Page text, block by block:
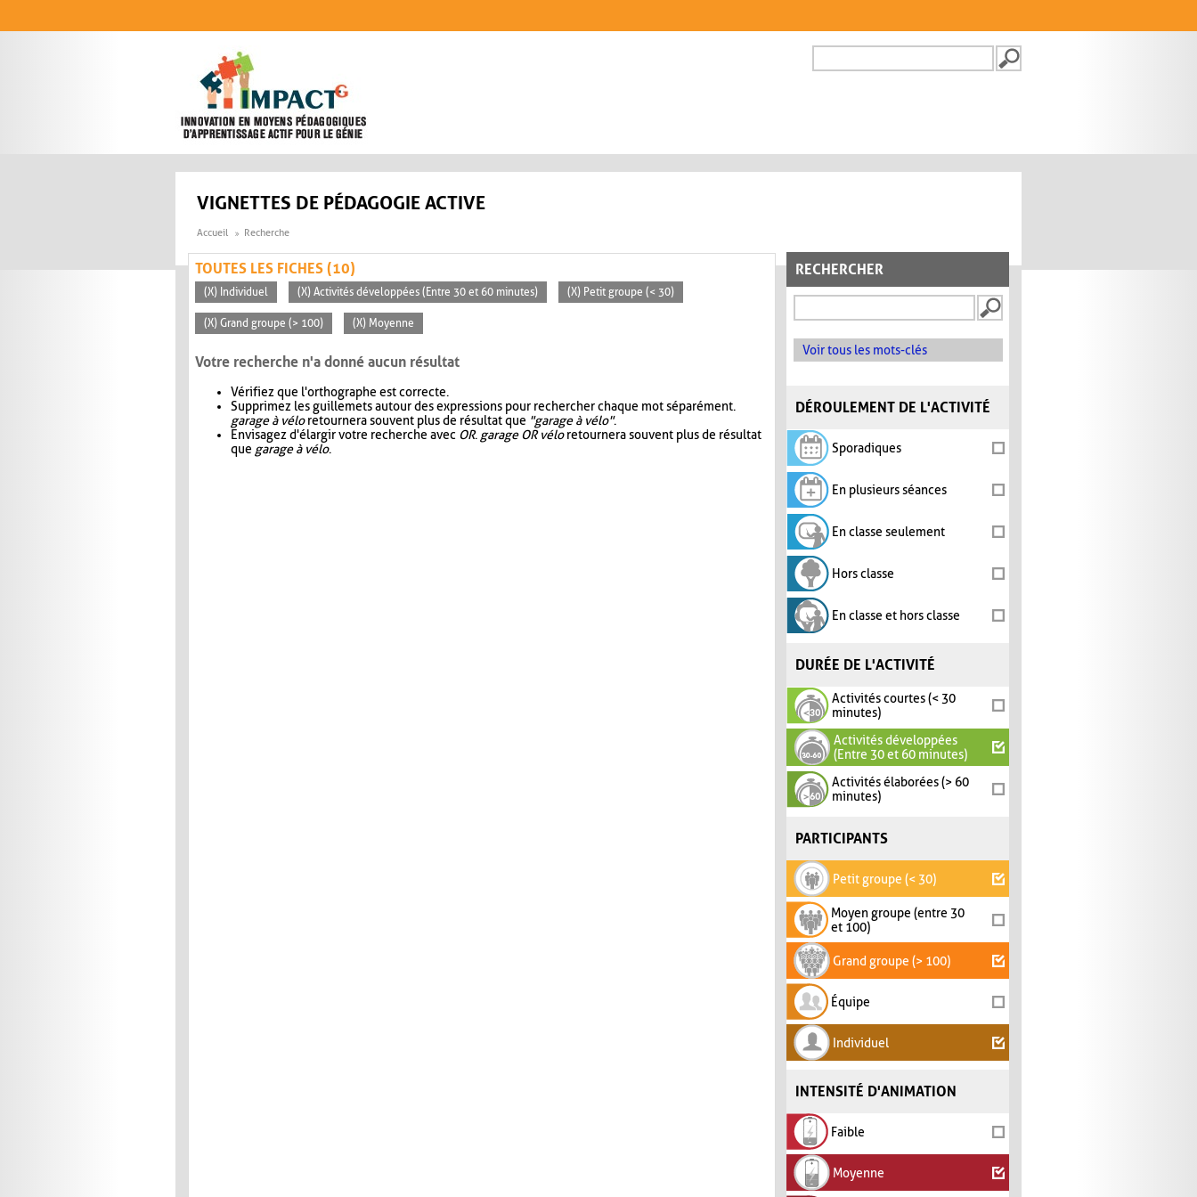
FORMULAIRE DE
VIGNETTES DE PÉDAGOGIE ACTIVE
Accueil Recherche
RECHERCHER
Voir tous les mots-clés
DÉROULEMENT DE L'ACTIVITÉ
Sporadiques
En plusieurs séances
En classe seulement
Hors classe
En classe et hors classe
DURÉE DE L'ACTIVITÉ
Activités courtes (< 30
minutes)
Activités développées
(Entre 30 et 60 minutes)
Activités élaborées (> 60
minutes)
PARTICIPANTS
Petit groupe (< 30)
Moyen groupe (entre 30
et 100)
Grand groupe (> 100)
Équipe
Individuel
INTENSITÉ D'ANIMATION
Faible
Moyenne
TOUTES LES FICHES (10)
(X) Individuel (X) Activités développées (Entre 30 et 60 minutes) (X) Petit groupe (< 30)
(X) Grand groupe (> 100) (X) Moyenne
Votre recherche n'a donné aucun résultat
Vérifiez que l'orthographe est correcte.
Supprimez les guillemets autour des expressions pour rechercher chaque mot séparément.
garage à véloretournera souvent plus de résultat que "garage à vélo".
Envisagez d'élargir votre recherche avec OR. garage OR véloretournera souvent plus de résultat
que garage à vélo.